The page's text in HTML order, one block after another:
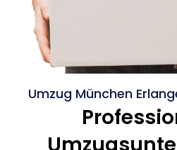
Umzug München